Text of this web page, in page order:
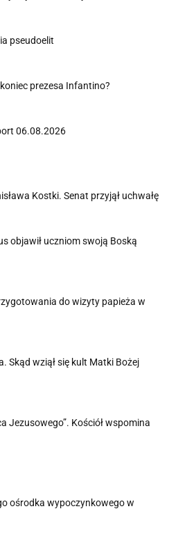
pseudoelit
prezesa Infantino?
06.08.2026
Kostki. Senat przyjął uchwałę
objawił uczniom swoją Boską
do wizyty papieża w
Skąd wziął się kult Matki Bożej
Jezusowego”. Kościół wspomina
ośrodka wypoczynkowego w